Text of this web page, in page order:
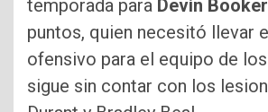
temporada para Devin Booker
puntos, quien necesitó llevar
ofensivo para el equipo de los
sigue sin contar con los